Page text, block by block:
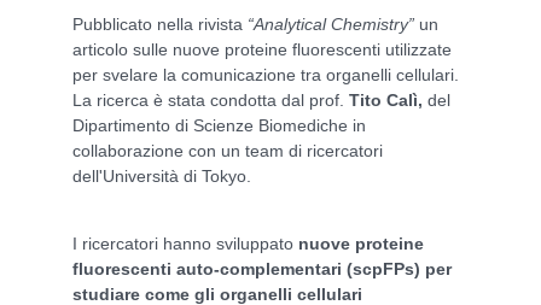
Pubblicato nella rivista “Analytical Chemistry” un
articolo sulle nuove proteine fluorescenti utilizzate
per svelare la comunicazione tra organelli cellulari.
La ricerca è stata condotta dal prof. Tito Calì, del
Dipartimento di Scienze Biomediche in
collaborazione con un team di ricercatori
dell'Università di Tokyo.
I ricercatori hanno sviluppato nuove proteine
fluorescenti auto-complementari (scpFPs) per
studiare come gli organelli cellulari